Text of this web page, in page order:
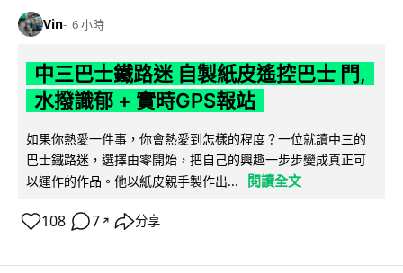
Vin 6 小時
中三巴士鐵路迷 自製紙皮遙控巴士 門,
水撥識郁 + 實時GPS報站
如果你熱愛一件事，你會熱愛到怎樣的程度？一位就讀中三的
巴士鐵路迷，選擇由零開始，把自己的興趣一步步變成真正可
以運作的作品。他以紙皮親手製作出...
閱讀全文
108 7 ↗ 分享